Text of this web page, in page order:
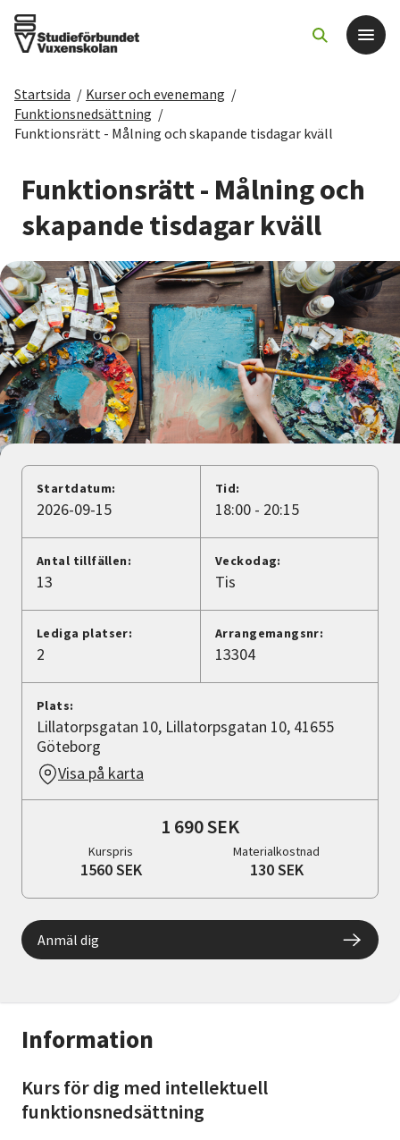
Det här gör vi
Sök kurser och evenemang
Om SV
Starta studiecirkel
Cirkelledare
Nyheter
Lyssna
Startsida / Kurser och evenemang /
Funktionsnedsättning /
Funktionsrätt - Målning och skapande tisdagar kväll
Funktionsrätt - Målning och
skapande tisdagar kväll
Information
Kurs för dig med intellektuell
funktionsnedsättning
Startdatum:
2026-09-15
Tid:
18:00 - 20:15
Antal tillfällen:
13
Veckodag:
Tis
Lediga platser:
2
Arrangemangsnr:
13304
Plats:
Lillatorpsgatan 10, Lillatorpsgatan 10, 41655
Göteborg
Visa på karta
1 690 SEK
Kurspris
1560 SEK
Materialkostnad
130 SEK
Anmäl dig